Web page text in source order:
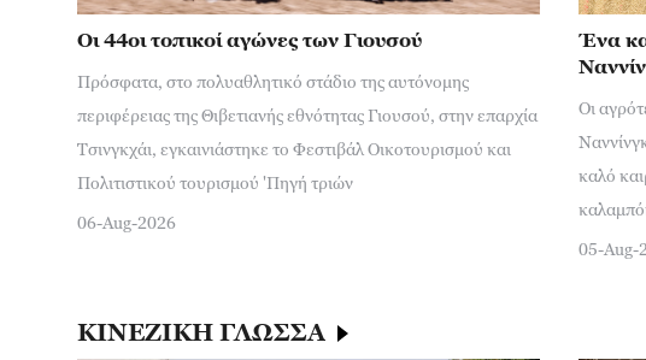
Οι 44οι τοπικοί αγώνες των Γιουσού
Πρόσφατα, στο πολυαθλητικό στάδιο της αυτόνομης
περιφέρειας της Θιβετιανής εθνότητας Γιουσού, στην επαρχία
Τσινγκχάι, εγκαινιάστηκε το Φεστιβάλ Οικοτουρισμού και
Πολιτιστικού τουρισμού 'Πηγή τριών
06-Aug-2026
Ένα
Οι
καλό
05-Aug-
ΚΙΝΕΖΙΚΗ ΓΛΩΣΣΑ